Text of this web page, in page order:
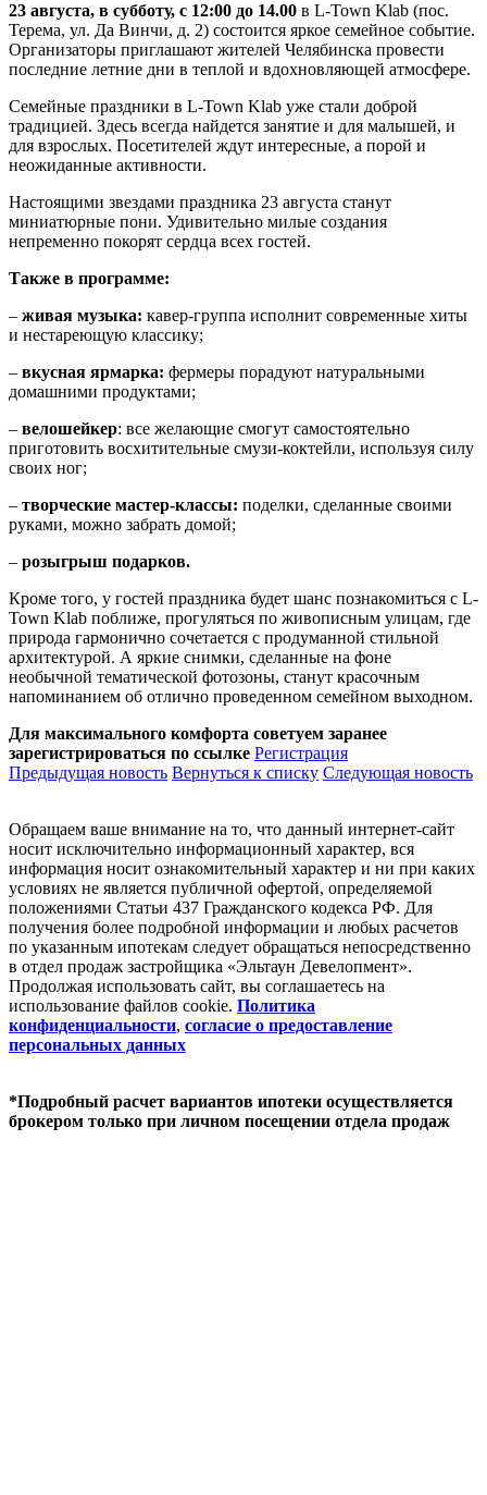
23 августа, в субботу, с 12:00 до 14.00 в L-Town Klab (пос.
Терема, ул. Да Винчи, д. 2) состоится яркое семейное событие.
Организаторы приглашают жителей Челябинска провести
последние летние дни в теплой и вдохновляющей атмосфере.
Семейные праздники в L-Town Klab уже стали доброй
традицией. Здесь всегда найдется занятие и для малышей, и
для взрослых. Посетителей ждут интересные, а порой и
неожиданные активности.
Настоящими звездами праздника 23 августа станут
миниатюрные пони. Удивительно милые создания
непременно покорят сердца всех гостей.
Также в программе:
– живая музыка: кавер-группа исполнит современные хиты
и нестареющую классику;
– вкусная ярмарка: фермеры порадуют натуральными
домашними продуктами;
– велошейкер: все желающие смогут самостоятельно
приготовить восхитительные смузи-коктейли, используя силу
своих ног;
– творческие мастер-классы: поделки, сделанные своими
руками, можно забрать домой;
– розыгрыш подарков.
Кроме того, у гостей праздника будет шанс познакомиться с L-
Town Klab поближе, прогуляться по живописным улицам, где
природа гармонично сочетается с продуманной стильной
архитектурой. А яркие снимки, сделанные на фоне
необычной тематической фотозоны, станут красочным
напоминанием об отлично проведенном семейном выходном.
Для максимального комфорта советуем заранее
зарегистрироваться по ссылке Регистрация
Предыдущая новость Вернуться к списку Следующая новость
Обращаем ваше внимание на то, что данный интернет-сайт
носит исключительно информационный характер, вся
информация носит ознакомительный характер и ни при каких
условиях не является публичной офертой, определяемой
положениями Статьи 437 Гражданского кодекса РФ. Для
получения более подробной информации и любых расчетов
по указанным ипотекам следует обращаться непосредственно
в отдел продаж застройщика «Эльтаун Девелопмент».
Продолжая использовать сайт, вы соглашаетесь на
использование файлов coоkie. Политика
конфиденциальности, согласие о предоставление
персональных данных
*Подробный расчет вариантов ипотеки осуществляется
брокером только при личном посещении отдела продаж